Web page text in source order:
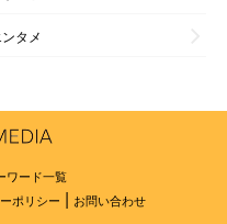
タメ
ワード一覧
ポリシー | お問い合わせ